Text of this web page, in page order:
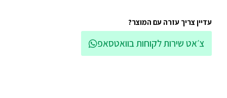
עדיין צריך עזרה עם המוצר?
צ׳אט שירות לקוחות בוואטסאפ